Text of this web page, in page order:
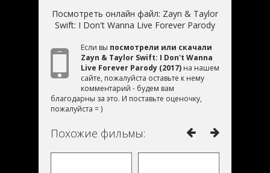
Посмотреть онлайн файл: Zayn & Taylor
Swift: I Don't Wanna Live Forever Parody
Если вы посмотрели или скачали
Zayn & Taylor Swift: I Don't Wanna
Live Forever Parody (2017) на нашем
сайте, пожалуйста оставьте к нему
комментарий - будем вам
благодарны за это. И поставьте оценочку,
пожалуйста = )
Похожие фильмы: